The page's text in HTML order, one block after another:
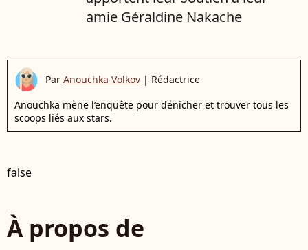
amie Géraldine Nakache
Par Anouchka Volkov | Rédactrice
Anouchka mène l’enquête pour dénicher et trouver tous les
scoops liés aux stars.
false
À propos de